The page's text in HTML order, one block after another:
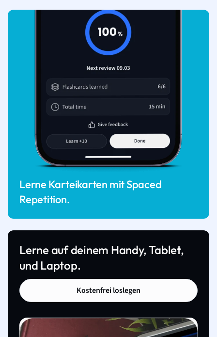
Lerne Karteikarten mit Spaced
Repetition.
Lerne auf deinem Handy, Tablet,
und Laptop.
Kostenfrei loslegen